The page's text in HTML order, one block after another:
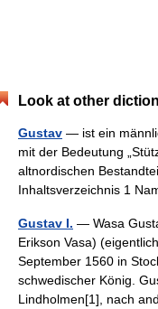
Look at other
Gustav — ist ein
mit der Bedeutung
altnordischen
Inhaltsverzeichnis 1
Gustav I. — Wasa
Erikson Vasa)
September 1560 in
schwedischer König.
Lindholmen[1], nach